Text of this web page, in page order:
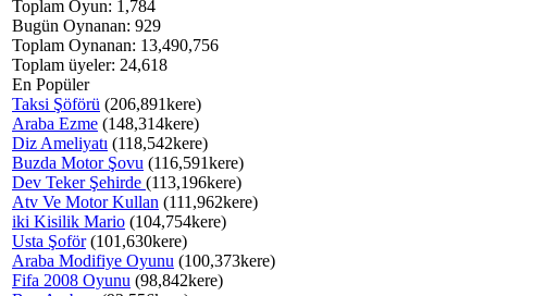
Toplam Oyun: 1,784
Bugün Oynanan: 929
Toplam Oynanan: 13,490,756
Toplam üyeler: 24,618
En Popüler
Taksi Şöförü (206,891kere)
Araba Ezme (148,314kere)
Diz Ameliyatı (118,542kere)
Buzda Motor Şovu (116,591kere)
Dev Teker Şehirde (113,196kere)
Atv Ve Motor Kullan (111,962kere)
iki Kisilik Mario (104,754kere)
Usta Şoför(101,630kere)
Araba Modifiye Oyunu (100,373kere)
Fifa 2008 Oyunu (98,842kere)